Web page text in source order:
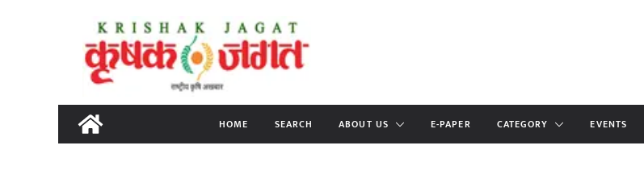
content
HOME SEARCH ABOUT US E-PAPER CATEGORY EVENTS